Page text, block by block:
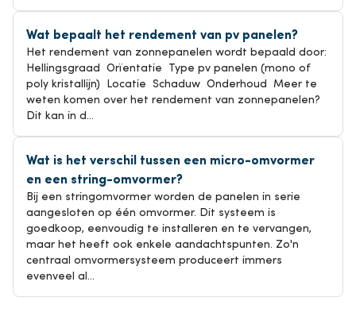
Wat bepaalt het rendement van pv panelen?
Het rendement van zonnepanelen wordt bepaald door:
Hellingsgraad Orïentatie Type pv panelen (mono of
poly kristallijn) Locatie Schaduw Onderhoud Meer te
weten komen over het rendement van zonnepanelen?
Dit kan in d...
Wat is het verschil tussen een micro-omvormer
en een string-omvormer?
Bij een stringomvormer worden de panelen in serie
aangesloten op één omvormer. Dit systeem is
goedkoop, eenvoudig te installeren en te vervangen,
maar het heeft ook enkele aandachtspunten. Zo'n
centraal omvormersysteem produceert immers
evenveel al...